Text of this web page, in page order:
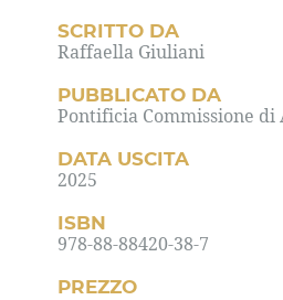
SCRITTO DA
Raffaella Giuliani
PUBBLICATO DA
Pontificia Commissione di
DATA USCITA
2025
ISBN
978-88-88420-38-7
PREZZO